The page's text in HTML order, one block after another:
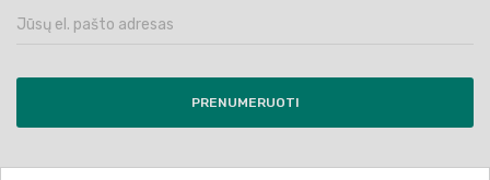
PRENUMERUOTI